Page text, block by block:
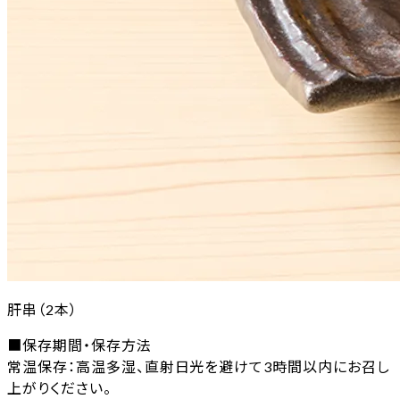
肝串（2本）
■保存期間・保存方法
常温保存：高温多湿、直射日光を避けて3時間以内にお召し
上がりください。